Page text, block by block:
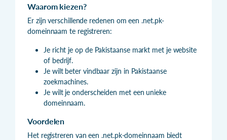
Waarom kiezen?
Er zijn verschillende redenen om een .net.pk-
domeinnaam te registreren:
Je richt je op de Pakistaanse markt met je website
of bedrijf.
Je wilt beter vindbaar zijn in Pakistaanse
zoekmachines.
Je wilt je onderscheiden met een unieke
domeinnaam.
Voordelen
Het registreren van een .net.pk-domeinnaam biedt